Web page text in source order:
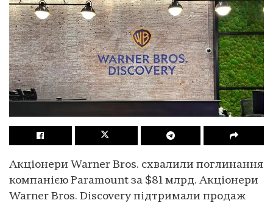
Акціонери Warner Bros. схвалили поглинання
компанією Paramount за $81 млрд. Акціонери
Warner Bros. Discovery підтримали продаж